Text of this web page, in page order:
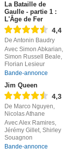
La Bataille de
Gaulle - partie 1 :
L'Âge de Fer
4,4
De Antonin Baudry
Avec Simon Abkarian,
Simon Russell Beale,
Florian Lesieur
Bande-annonce
Jim Queen
4,3
De Marco Nguyen,
Nicolas Athane
Avec Alex Ramires,
Jérémy Gillet, Shirley
Souagnon
Bande-annonce